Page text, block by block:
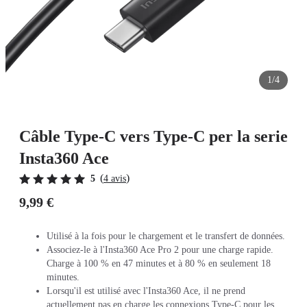
1/4
Câble Type-C vers Type-C per la serie
Insta360 Ace
5 (4 avis)
9,99 €
Utilisé à la fois pour le chargement et le transfert de données.
Associez-le à l'Insta360 Ace Pro 2 pour une charge rapide.
Charge à 100 % en 47 minutes et à 80 % en seulement 18
minutes.
Lorsqu'il est utilisé avec l'Insta360 Ace, il ne prend
actuellement pas en charge les connexions Type-C pour les